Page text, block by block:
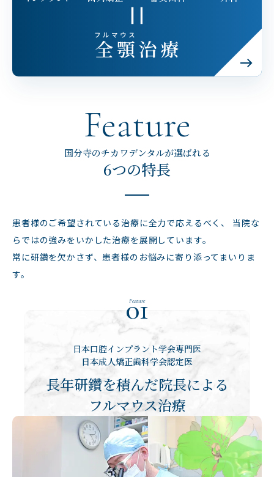
Feature
国分寺のチカワデンタルが選ばれる
6つの特長
患者様のご希望されている治療に全力で応えるべく、
当院な
らではの強みをいかした治療を展開しています。
常に研鑽を欠かさず、患者様のお悩みに寄り添ってまいりま
す。
Feature
01
日本口腔インプラント学会専門医
日本成人矯正歯科学会認定医
長年研鑽を積んだ院長による
フルマウス治療